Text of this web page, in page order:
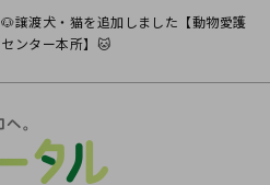
🐶譲渡犬・猫を追加しました【動物愛護
センター本所】🐱